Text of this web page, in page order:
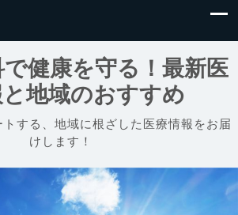
健康を守る！最新医
地域のおすすめ
する、地域に根ざした医療情報をお届
けします！